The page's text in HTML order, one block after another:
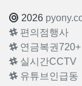
2026
편의점행사
연금복권720+
실시간CCTV
유튜브인급동